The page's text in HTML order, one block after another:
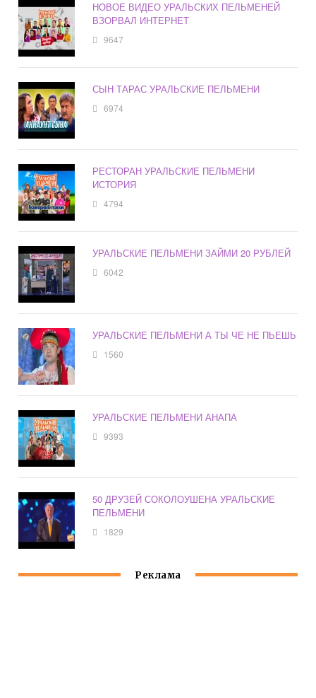
НОВОЕ ВИДЕО УРАЛЬСКИХ ПЕЛЬМЕНЕЙ
ВЗОРВАЛ ИНТЕРНЕТ
9647
СЫН ТАРАС УРАЛЬСКИЕ ПЕЛЬМЕНИ
6974
РЕСТОРАН УРАЛЬСКИЕ ПЕЛЬМЕНИ
ИСТОРИЯ
4794
УРАЛЬСКИЕ ПЕЛЬМЕНИ ЗАЙМИ 20 РУБЛЕЙ
6042
УРАЛЬСКИЕ ПЕЛЬМЕНИ А ТЫ ЧЕ НЕ ПЬЕШЬ
1560
УРАЛЬСКИЕ ПЕЛЬМЕНИ АНАПА
9393
50 ДРУЗЕЙ СОКОЛОУШЕНА УРАЛЬСКИЕ
ПЕЛЬМЕНИ
1829
Реклама